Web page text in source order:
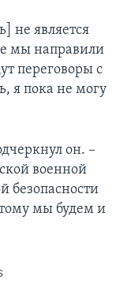
не является
мы направили
переговоры с
я пока не могу
он. –
военной
безопасности
мы будем и